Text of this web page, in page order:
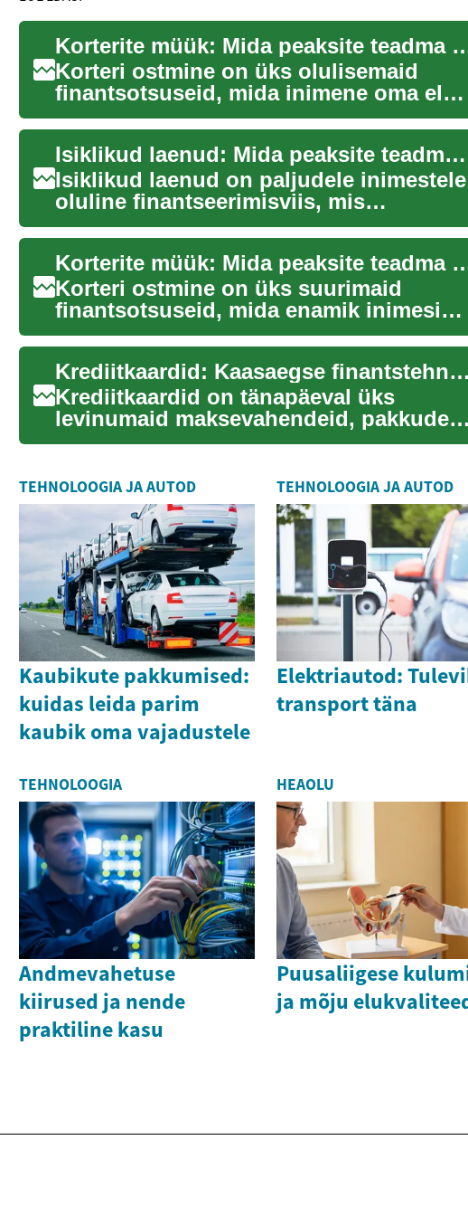
Korterite müük: Mida
Korteri ostmine on üks olulisemaid
finantsotsuseid, mida inimene oma elus
teeb. See on põnev, kuid samas ka
keeruline...
Isiklikud laenud: Mida peaksite teadma enne laenu võtmist
Isiklikud laenud on paljudele inimestele
oluline finantseerimisviis, mis
võimaldab katta ootamatuid kulutusi
teos...
Korterite müük: Mida
Korteri ostmine on üks suurimaid
finantsotsuseid, mida enamik inimesi
oma elu jooksul teeb. See on põnev
samm, kuid n...
Krediitkaardid: Kaasaegse
Krediitkaardid on tänapäeval üks
levinumaid maksevahendeid, pakkudes
kasutajatele mugavust ja paindlikkust
TEHNOLOOGIA JA AUTOD
Kaubikute pakkumised:
kuidas leida parim
kaubik oma vajadustele
TEHNOLOOGIA JA AUTOD
Elektriautod:
transport täna
TEHNOLOOGIA
Andmevahetuse
kiirused ja nende
praktiline kasu
HEAOLU
Puusaliigese
ja mõju